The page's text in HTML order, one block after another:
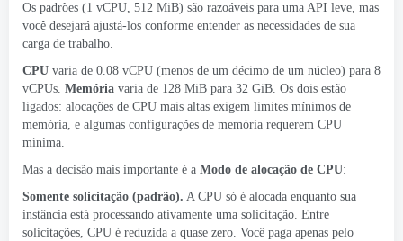
Os padrões (1 vCPU, 512 MiB) são razoáveis ​​para uma API leve, mas
você desejará ajustá-los conforme entender as necessidades de sua
carga de trabalho.
CPU varia de 0.08 vCPU (menos de um décimo de um núcleo) para 8
vCPUs. Memória varia de 128 MiB para 32 GiB. Os dois estão
ligados: alocações de CPU mais altas exigem limites mínimos de
memória, e algumas configurações de memória requerem CPU
mínima.
Mas a decisão mais importante é a Modo de alocação de CPU:
Somente solicitação (padrão). A CPU só é alocada enquanto sua
instância está processando ativamente uma solicitação. Entre
solicitações, CPU é reduzida a quase zero. Você paga apenas pelo